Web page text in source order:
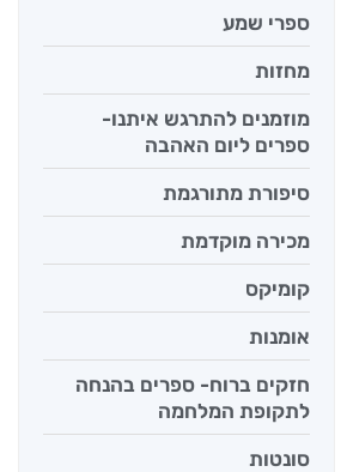
ספרי שמע
מחזות
מוזמנים להתרגש איתנו-
ספרים ליום האהבה
סיפורת מתורגמת
מכירה מוקדמת
קומיקס
אומנות
חזקים ברוח- ספרים בהנחה
לתקופת המלחמה
סונטות